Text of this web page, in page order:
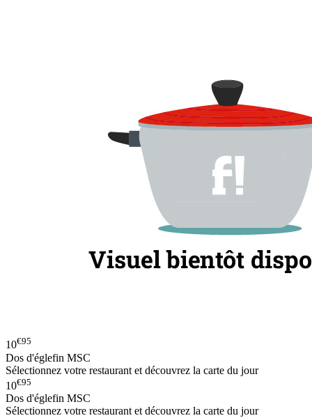
10€95
Dos d'églefin MSC
Sélectionnez votre restaurant et découvrez la carte du jour
10€95
Dos d'églefin MSC
Sélectionnez votre restaurant et découvrez la carte du jour